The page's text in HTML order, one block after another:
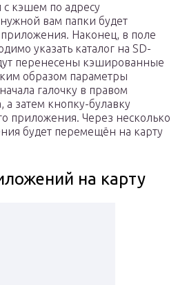
с кэшем по адресу
вам папки будет
Наконец, в поле
указать каталог на SD-
перенесены кэшированные
образом параметры
галочку в правом
а затем кнопку-булавку
приложения. Через несколько
будет перемещён на карту
на карту